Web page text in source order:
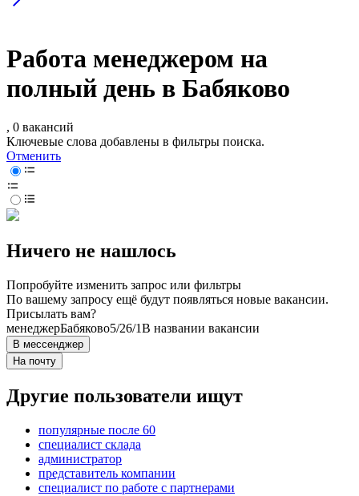
Работа менеджером на
полный день в Бабяково
, 0 вакансий
Ключевые слова добавлены в фильтры поиска.
Отменить
Ничего не нашлось
Попробуйте изменить запрос или фильтры
По вашему запросу ещё будут появляться новые вакансии.
Присылать вам?
менеджерБабяково5/26/1В названии вакансии
В мессенджер
На почту
Другие пользователи ищут
популярные после 60
специалист склада
администратор
представитель компании
специалист по работе с партнерами